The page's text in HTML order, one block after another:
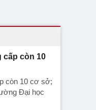
cấp còn 10
còn 10 cơ sở;
Đại học